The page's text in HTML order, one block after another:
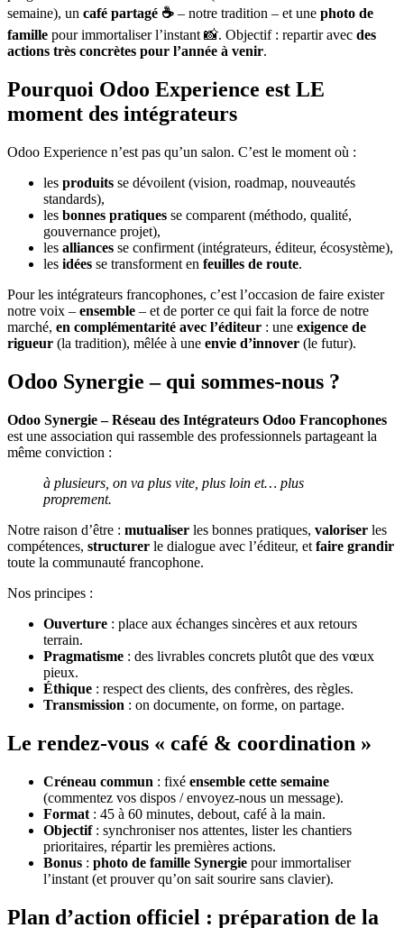
semaine), un café partagé ☕️ – notre tradition – et une photo de
famille pour immortaliser l’instant 📸. Objectif : repartir avec des
actions très concrètes pour l’année à venir.
Pourquoi Odoo Experience est LE
moment des intégrateurs
Odoo Experience n’est pas qu’un salon. C’est le moment où :
les produits se dévoilent (vision, roadmap, nouveautés
standards),
les bonnes pratiques se comparent (méthodo, qualité,
gouvernance projet),
les alliances se confirment (intégrateurs, éditeur, écosystème),
les idées se transforment en feuilles de route.
Pour les intégrateurs francophones, c’est l’occasion de faire exister
notre voix – ensemble – et de porter ce qui fait la force de notre
marché, en complémentarité avec l’éditeur : une exigence de
rigueur (la tradition), mêlée à une envie d’innover (le futur).
Odoo Synergie – qui sommes‑nous ?
Odoo Synergie – Réseau des Intégrateurs Odoo Francophones
est une association qui rassemble des professionnels partageant la
même conviction :
à plusieurs, on va plus vite, plus loin et… plus
proprement.
Notre raison d’être : mutualiser les bonnes pratiques, valoriser les
compétences, structurer le dialogue avec l’éditeur, et faire grandir
toute la communauté francophone.
Nos principes :
Ouverture : place aux échanges sincères et aux retours
terrain.
Pragmatisme : des livrables concrets plutôt que des vœux
pieux.
Éthique : respect des clients, des confrères, des règles.
Transmission : on documente, on forme, on partage.
Le rendez‑vous « café & coordination »
Créneau commun : fixé ensemble cette semaine
(commentez vos dispos / envoyez‑nous un message).
Format : 45 à 60 minutes, debout, café à la main.
Objectif: synchroniser nos attentes, lister les chantiers
prioritaires, répartir les premières actions.
Bonus : photo de famille Synergie pour immortaliser
l’instant (et prouver qu’on sait sourire sans clavier).
Plan d’action officiel : préparation de la